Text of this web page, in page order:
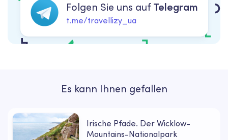
Folgen Sie uns aufTelegram
t.me/travellizy_ua
Es kann Ihnen gefallen
Irische Pfade. Der Wicklow-
Mountains-Nationalpark